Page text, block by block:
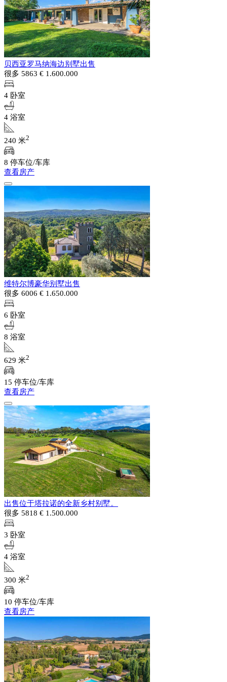
贝西亚罗马纳海边别墅出售
很多 5863 € 1.600.000
4 卧室
4 浴室
240 米2
8 停车位/车库
查看房产
维特尔博豪华别墅出售
很多 6006 € 1.650.000
6 卧室
8 浴室
629 米2
15 停车位/车库
查看房产
出售位于塔拉诺的全新乡村别墅。
很多 5818 € 1.500.000
3 卧室
4 浴室
300 米2
10 停车位/车库
查看房产